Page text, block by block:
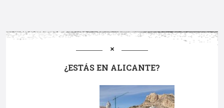
¿ESTÁS EN ALICANTE?